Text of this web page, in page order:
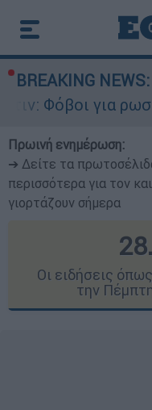
BREAKING NEWS:
για ρωσικό
Πρωινή ενημέρωση:
➔ Δείτε τα
περισσότερα για τον
γιορτάζουν σήμερα
Οι ειδήσεις
την